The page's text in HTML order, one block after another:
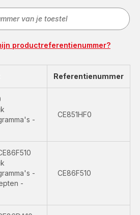
productreferentienummer?
Referentienummer
-
CE851HF0
-
-
CE86F510